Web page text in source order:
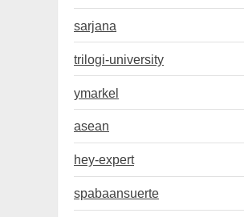
sarjana
trilogi-university
ymarkel
asean
hey-expert
spabaansuerte